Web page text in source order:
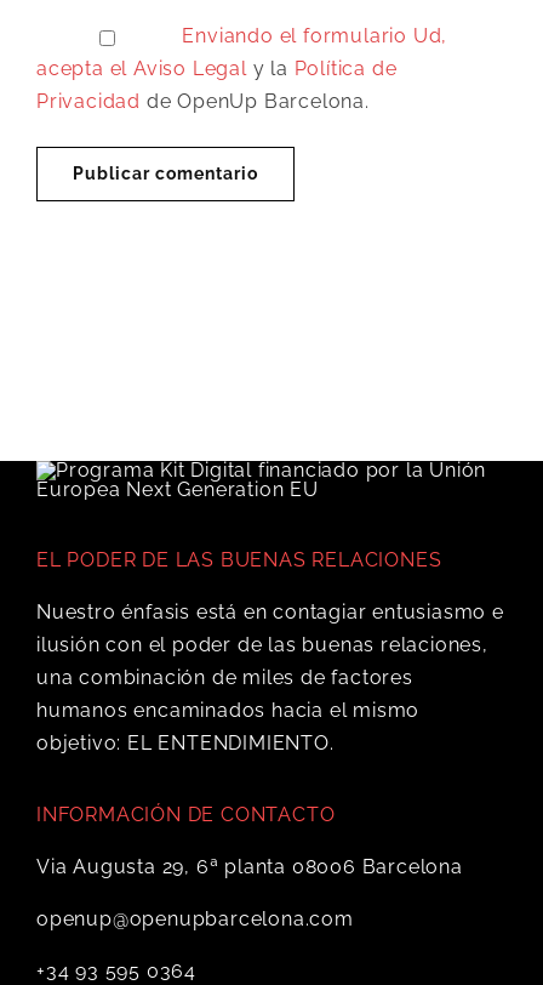
Enviando el formulario Ud,
acepta elAviso Legaly la Política de
Privacidad de OpenUp Barcelona.
EL PODER DE LAS BUENAS RELACIONES
Nuestro énfasis está en contagiar entusiasmo e
ilusión con el poder de las buenas relaciones,
una combinación de miles de factores
humanos encaminados hacia el mismo
objetivo: EL ENTENDIMIENTO.
INFORMACIÓN DE CONTACTO
Via Augusta 29, 6ª planta 08006 Barcelona
openup@openupbarcelona.com
+34 93 595 0364